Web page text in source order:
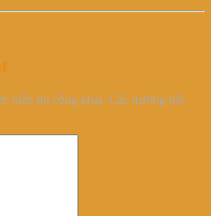
hiển thị công khai. Các trường bắt